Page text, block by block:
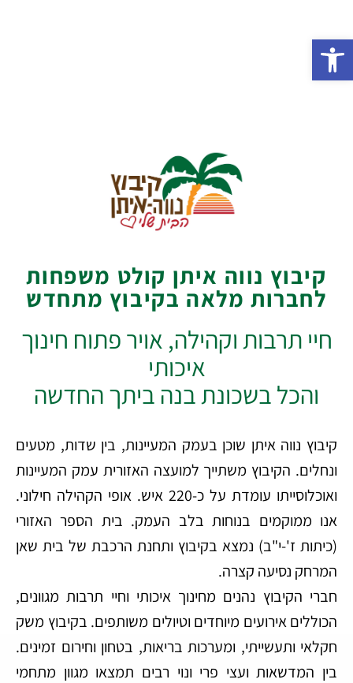
פתח סרגל נגישות
קיבוץ נווה איתן קולט משפחות
לחברות מלאה בקיבוץ מתחדש
חיי תרבות וקהילה, אויר פתוח חינוך
איכותי
והכל בשכונת בנה ביתך החדשה
קיבוץ נווה איתן שוכן בעמק המעיינות, בין שדות, מטעים
ונחלים. הקיבוץ משתייך למועצה האזורית עמק המעיינות
ואוכלוסייתו עומדת על כ-220 איש. אופי הקהילה חילוני.
אנו ממוקמים בנוחות בלב העמק. בית הספר האזורי
(כיתות ז'-י"ב) נמצא בקיבוץ ותחנת הרכבת של בית שאן
המרחק נסיעה קצרה.
חברי הקיבוץ נהנים מחינוך איכותי וחיי תרבות מגוונים,
הכוללים אירועים מיוחדים וטיולים משותפים. בקיבוץ משק
חקלאי ותעשייתי, ומערכות בריאות, בטחון וחירום זמינים.
בין המדשאות ועצי פרי ונוי רבים תמצאו מגוון מתחמי